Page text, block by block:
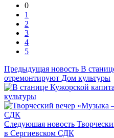
0
1
2
3
4
5
Предыдущая новость В
отремонтируют Дом культуры
Следуюшая новость
в Сергиевском СДК